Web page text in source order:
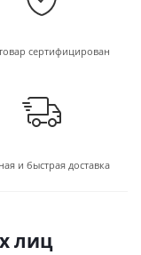
сертифицирован
и быстрая доставка
лиц